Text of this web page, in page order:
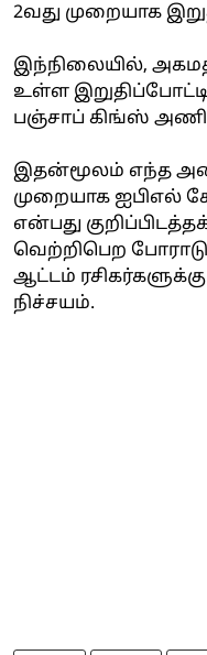
2வது முறையாக
இந்நிலையில்,
உள்ள
பஞ்சாப் கிங்ஸ் அணி
இதன்மூலம் எந்த
முறையாக ஐபிஎல்
என்பது
வெற்றிபெற
ஆட்டம்
நிச்சயம்.